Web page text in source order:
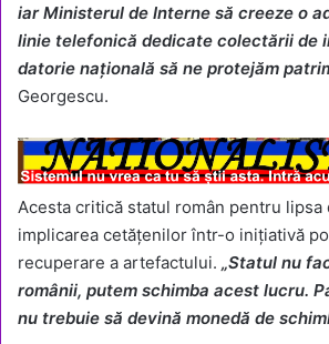
iar Ministerul de Interne să creeze o
linie telefonică dedicate colectării de
datorie națională să ne protejăm
Georgescu.
Acesta critică statul român pentru lipsa
implicarea cetățenilor într-o inițiativă
recuperare a artefactului. „Statul nu
românii, putem schimba acest lucru.
nu trebuie să devină monedă de